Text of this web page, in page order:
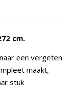
cm.
een vergeten
maakt,
stuk